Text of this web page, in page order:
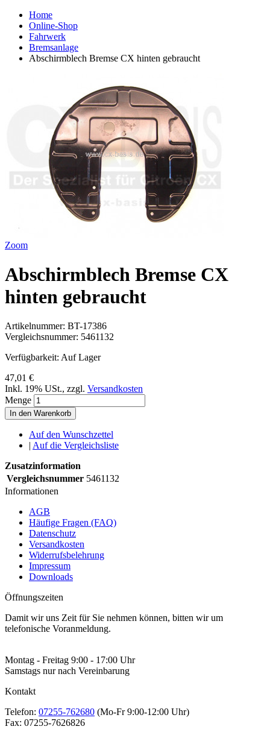
Home
Online-Shop
Fahrwerk
Bremsanlage
Abschirmblech Bremse CX hinten gebraucht
Zoom
Abschirmblech Bremse CX
hinten gebraucht
Artikelnummer: BT-17386
Vergleichsnummer: 5461132
Verfügbarkeit: Auf Lager
47,01 €
Inkl. 19% USt., zzgl. Versandkosten
Menge
In den Warenkorb
Auf den Wunschzettel
| Auf die Vergleichsliste
Zusatzinformation
Vergleichsnummer 5461132
Informationen
AGB
Häufige Fragen (FAQ)
Datenschutz
Versandkosten
Widerrufsbelehrung
Impressum
Downloads
Öffnungszeiten
Damit wir uns Zeit für Sie nehmen können, bitten wir um
telefonische Voranmeldung.
Montag - Freitag 9:00 - 17:00 Uhr
Samstags nur nach Vereinbarung
Kontakt
Telefon: 07255-762680 (Mo-Fr 9:00-12:00 Uhr)
Fax: 07255-7626826